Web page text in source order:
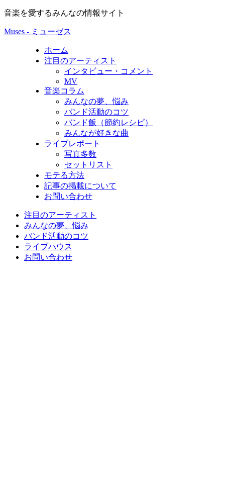
音楽を愛するみんなの情報サイト
Muses - ミューゼス
ホーム
注目のアーティスト
インタビュー・コメント
MV
音楽コラム
みんなの夢、悩み
バンド活動のコツ
バンド飯（節約レシピ）
みんなが好きな曲
ライブレポート
写真多数
セットリスト
モテる方法
記事の掲載について
お問い合わせ
注目のアーティスト
みんなの夢、悩み
バンド活動のコツ
ライブハウス
お問い合わせ